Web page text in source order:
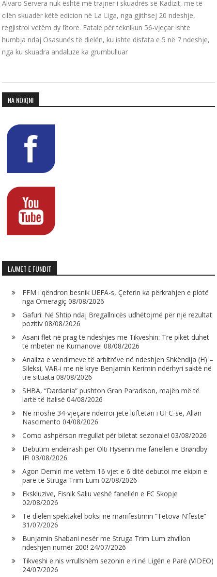
Alvaro Servera nuk është më trajner i skuadrës së Kadizit, me të
cilën skuadër këtë edicion në La Liga, nga gjithsej 20 ndeshje,
regjistroi vetëm dy fitore. Fatale për teknikun 56-vjeçar ishte
humbja ndaj Osasunës të dielën, ku ishte disfata e 5 në 7 ndeshje,
nga ku skuadra andaluze ka grumbulluar
NA NDIQNI
LAJMET E FUNDIT
FFM i qëndron besnik UEFA-s, Çeferin ka përkrahjen e plotë
nga Omeragiç 08/08/2026
Gafuri: Në Shtip ndaj Bregallnicës udhëtojmë për një rezultat
pozitiv 08/08/2026
Asani flet në prag të ndeshjes me Tikveshin: Tre pikët duhet
të mbeten në Kumanovë! 08/08/2026
Analiza e vendimeve të arbitrëve në ndeshjen Shkëndija (H) –
Sileksi, VAR-i me në krye Benjamin Kerimin ndërhyri saktë në
tre situata 08/08/2026
SHBA, “Dardania” pushton Gran Paradison, majën më të
lartë të Italisë 04/08/2026
Në moshë 34-vjeçare ndërroi jetë luftëtari i UFC-së, Allan
Nascimento 04/08/2026
Como ashpërson rregullat për biletat sezonale! 03/08/2026
Debutim ëndërrash për Olti Hysenin me fanellën e Brøndby
IF! 03/08/2026
Agon Demiri me vetëm 16 vjet e 6 ditë debutoi me ekipin e
parë të Struga Trim Lum 02/08/2026
Ekskluzive, Fisnik Saliu veshë fanellën e FC Skopje
02/08/2026
Të dielën spektakël boksi në manifestimin “Tetova N’festë”
31/07/2026
Bunjamin Shabani nesër me Struga Trim Lum zhvillon
ndeshjen numër 200! 24/07/2026
Tikveshi e nis vrrullshëm sezonin e ri në Ligën e Parë (VIDEO)
24/07/2026